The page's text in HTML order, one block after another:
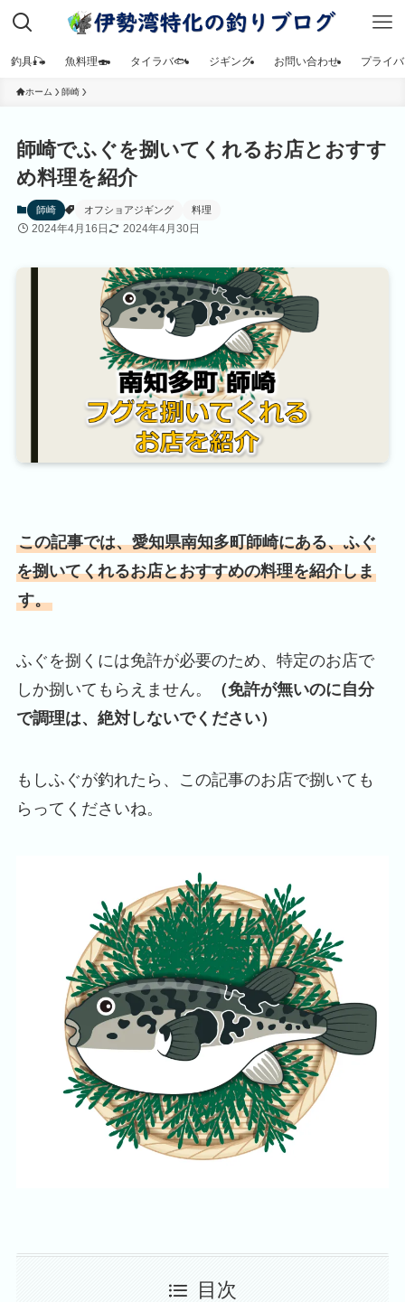
釣具🎣 魚料理🍣 タイラバ🐟 ジギング お問い合わせ プライ
ホーム 師崎
師崎でふぐを捌いてくれるお店とおすす
め料理を紹介
師崎 オフショアジギング 料理
2024年4月16日 2024年4月30日
この記事では、愛知県南知多町師崎にある、ふぐ
を捌いてくれるお店とおすすめの料理を紹介しま
す。
ふぐを捌くには免許が必要のため、特定のお店で
しか捌いてもらえません。
（免許が無いのに自分
で調理は、絶対しないでください）
もしふぐが釣れたら、この記事のお店で捌いても
らってくださいね。
目次